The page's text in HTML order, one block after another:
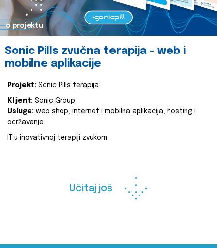
o projektu
Sonic Pills zvučna terapija - web i
mobilne aplikacije
Projekt: Sonic Pills terapija
Klijent: Sonic Group
Usluge: web shop, internet i mobilna aplikacija, hosting i
održavanje
IT u inovativnoj terapiji zvukom
Učitaj još